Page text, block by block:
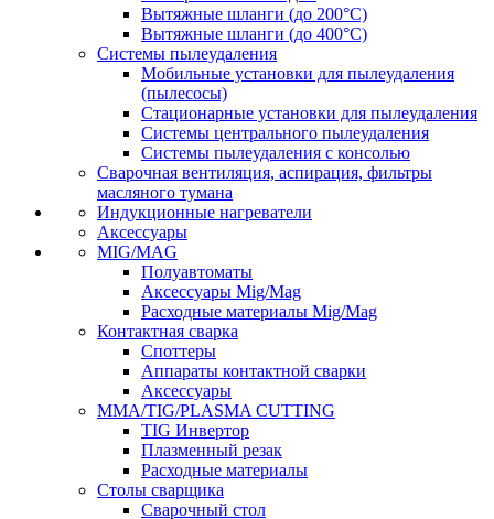
Вытяжные шланги (до 200°C)
Вытяжные шланги (до 400°C)
Системы пылеудаления
Мобильные установки для пылеудаления
(пылесосы)
Стационарные установки для пылеудаления
Системы центрального пылеудаления
Системы пылеудаления с консолью
Сварочная вентиляция, аспирация, фильтры
масляного тумана
Индукционные нагреватели
Аксессуары
MIG/MAG
Полуавтоматы
Аксессуары Mig/Mag
Расходные материалы Mig/Mag
Контактная сварка
Споттеры
Аппараты контактной сварки
Аксессуары
MMA/TIG/PLASMA CUTTING
TIG Инвертор
Плазменный резак
Расходные материалы
Столы сварщика
Сварочный стол